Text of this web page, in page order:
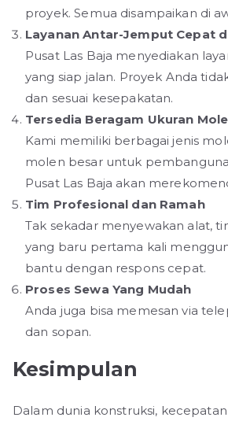
proyek. Semua disampaikan di
Layanan Antar-Jemput Cepat
Pusat Las Baja menyediakan
yang siap jalan. Proyek Anda
dan sesuai kesepakatan.
Tersedia Beragam Ukuran
Kami memiliki berbagai jenis
molen besar untuk
Pusat Las Baja akan
Tim Profesional dan Ramah
Tak sekadar menyewakan alat,
yang baru pertama kali
bantu dengan respons cepat.
Proses Sewa Yang Mudah
Anda juga bisa memesan via
dan sopan.
Kesimpulan
Dalam dunia konstruksi,